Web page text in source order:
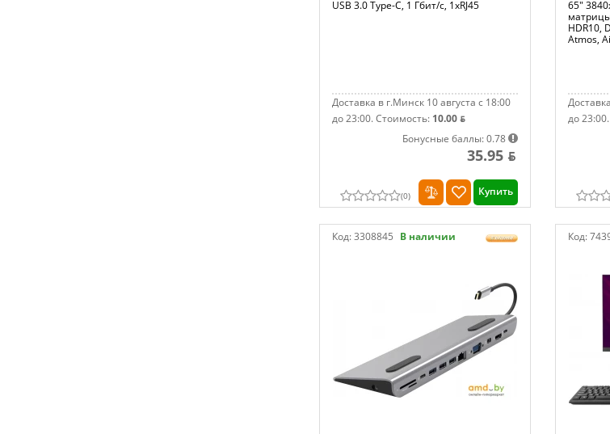
USB 3.0 Type-C, 1 Гбит/с, 1xRJ45
Доставка в г.Минск 10 августа с 18:00
до 23:00.Стоимость: 10.00 ƃ
Бонусные баллы: 0.78
35.95 ƃ
(0) Купить
65"
HDR10,
Atmos,
до 23:00.
Код:3308845 В наличии Код: